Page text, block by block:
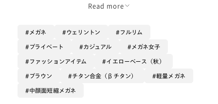
雰囲気にしてみたり...💗
是非みなさんらしさに合わせて楽しんでください😊👓
Read more
メガネ ウェリントン フルリム
プライベート カジュアル メガネ女子
ファッションアイテム イエローベース（秋）
ブラウン チタン合金（βチタン） 軽量メガネ
中顔面短縮メガネ